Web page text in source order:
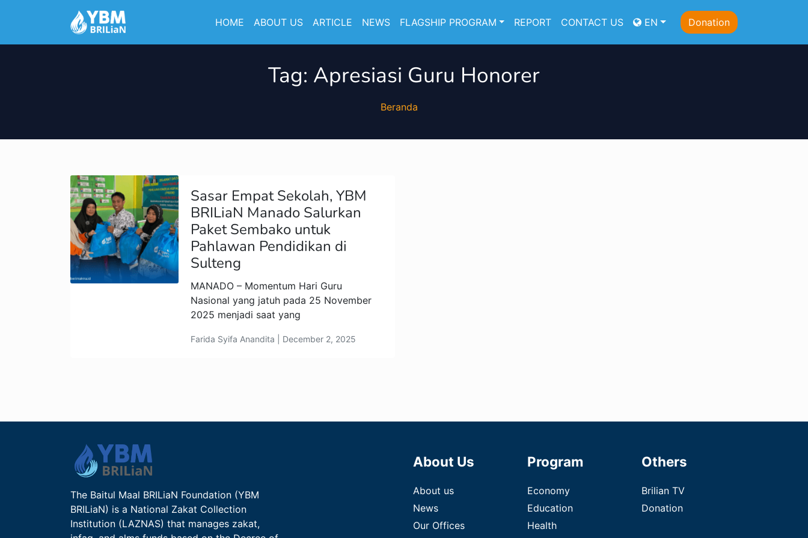
HOME ABOUT US ARTICLE NEWS FLAGSHIP PROGRAM REPORT CONTACT US EN Donation
Tag: Apresiasi Guru Honorer
Beranda
Sasar Empat Sekolah, YBM
BRILiaN Manado Salurkan
Paket Sembako untuk
Pahlawan Pendidikan di
Sulteng
MANADO – Momentum Hari Guru
Nasional yang jatuh pada 25 November
2025 menjadi saat yang
Farida Syifa Anandita | December 2, 2025
The Baitul Maal BRILiaN Foundation (YBM
BRILiaN) is a National Zakat Collection
Institution (LAZNAS) that manages zakat,
About Us
About us
News
Our Offices
Program
Economy
Education
Health
Others
Brilian TV
Donation